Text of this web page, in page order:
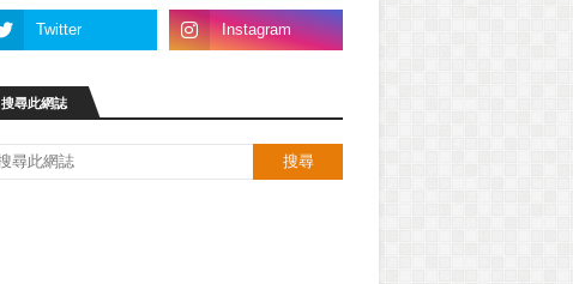
搜尋此網誌